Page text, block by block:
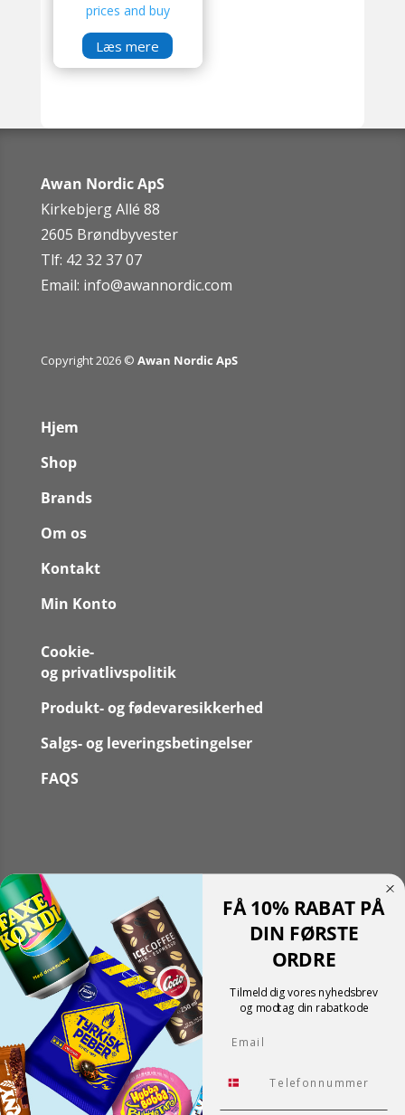
prices and buy
Læs mere
Awan Nordic ApS
Kirkebjerg Allé 88
2605 Brøndbyvester
Tlf: 42 32 37 07
Email: info@awannordic.com
Copyright 2026 © Awan Nordic ApS
Hjem
Shop
Brands
Om os
Kontakt
Min Konto
Cookie-
og privatlivspolitik
Produkt- og fødevaresikkerhed
Salgs- og leveringsbetingelser
FAQS
Translate »
Powered by
Translate
Shopping cart0
Der er ingen produkter i kurven!
Fortsæt med at handle
FÅ 10% RABAT PÅ
DIN FØRSTE
ORDRE
Tilmeld dig vores nyhedsbrev
og modtag din rabatkode
Email
Tlf.